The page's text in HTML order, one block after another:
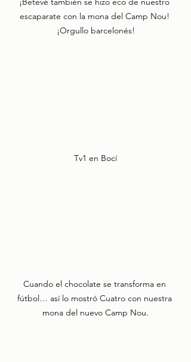
escaparate con la mona del Camp Nou!
¡Orgullo barcelonés!
Tv1 en Bocí
Cuando el chocolate se transforma en
fútbol… así lo mostró Cuatro con nuestra
mona del nuevo Camp Nou.